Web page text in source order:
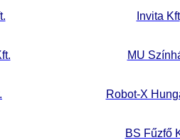
Invita Kft
MU
Robot-X
BS Fűzfő